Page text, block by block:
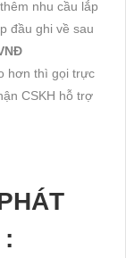
nhu cầu lắp
đầu ghi về sau
hơn thì gọi trực
CSKH hỗ trợ